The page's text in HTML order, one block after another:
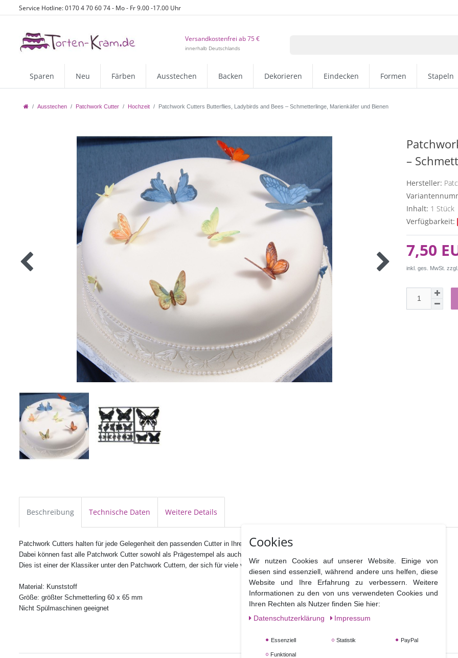
Service Hotline: 0170 4 70 60 74 - Mo - Fr 9.00 -17.00 Uhr
Versandkostenfrei ab 75 €
innerhalb Deutschlands
Sparen Neu Färben Ausstechen Backen Dekorieren Eindecken Formen Stapeln
Ausstechen Patchwork Cutter Hochzeit Patchwork Cutters Butterflies, Ladybirds and Bees – Schmetterlinge, Marienkäfer und Bienen
–
Hersteller:
Inhalt: 1 Stück
Verfügbarkeit:
7,50
inkl. ges. MwSt.
Beschreibung Technische Daten Weitere Details
Patchwork Cutters halten für jede Gelegenheit den passenden Cutter in Ihrem breit gefächerten Sortiment bereit.
Dabei können fast alle Patchwork Cutter sowohl als Prägestempel als auch als Ausstecher verwendet werden.
Dies ist einer der Klassiker unter den Patchwork Cuttern, der sich für viele verschiedene Designs eignet.
Material: Kunststoff
Größe: größter Schmetterling 60 x 65 mm
Nicht Spülmaschinen geeignet
Cookies
Wir nutzen Cookies auf unserer Website. Einige von
diesen sind essenziell, während andere uns helfen, diese
Website und Ihre Erfahrung zu verbessern. Weitere
Informationen zu den von uns verwendeten Cookies und
Ihren Rechten als Nutzer finden Sie hier:
Daten­schutz­erklärung
Impressum
Essenziell Statistik PayPal
Funktional